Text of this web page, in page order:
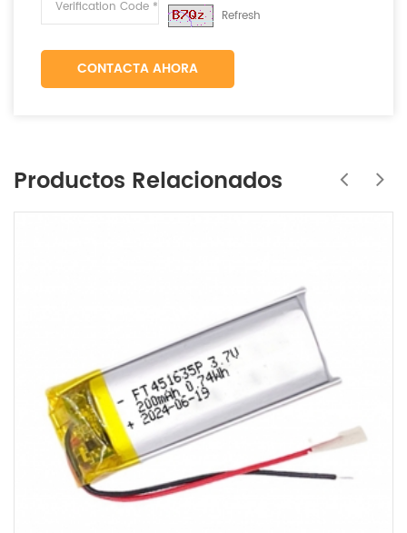
Refresh
CONTACTA AHORA
Productos Relacionados